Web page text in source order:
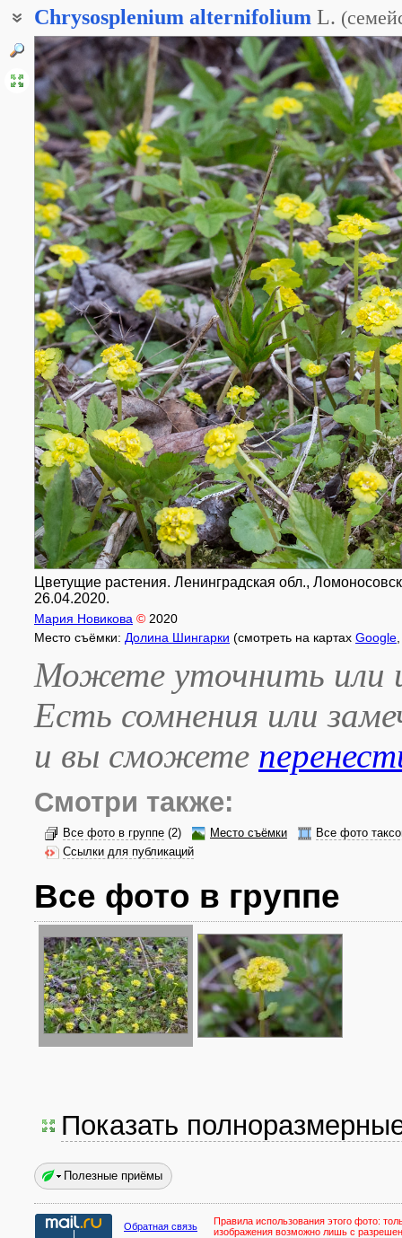
Chrysosplenium alternifolium L. (
Селезёночник обыкновенный
Цветущие растения. Ленинградская обл.,
26.04.2020.
Мария Новикова © 2020
Место съёмки: Долина Шингарки (смотреть на картах Google
Можете уточнить или
Есть сомнения или
и вы сможете
Смотри также:
Все фото в группе (2) Место съёмки
Все фото
Ссылки для публикаций
Все фото в группе
Показать
Полезные приёмы
Обратная связь Правила использования этого фото:
изображения возможно лишь с